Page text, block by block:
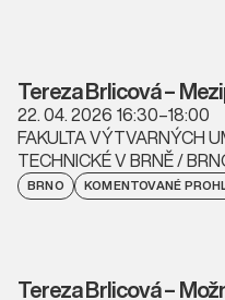
Tereza Brlicová –
22. 04. 2026 16:30–18:00
FAKULTA VÝTVARNÝCH
TECHNICKÉ V BRNĚ /
BRNO KOMENTOVANÉ
Tereza Brlicová –